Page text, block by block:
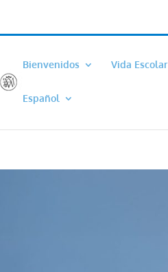
Bienvenidos Vida Escolar
Español